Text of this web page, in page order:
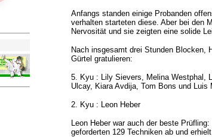
Anfangs standen einige Probanden
verhalten starteten diese. Aber bei den
Nervosität und sie zeigten eine solide
Nach insgesamt drei Stunden Blocken,
Gürtel gratulieren:
5. Kyu : Lily Sievers, Melina Westphal,
Ulcay, Kiara Avdija, Tom Bons und Luis
2. Kyu : Leon Heber
Leon Heber war auch der beste
geforderten 129 Techniken ab und